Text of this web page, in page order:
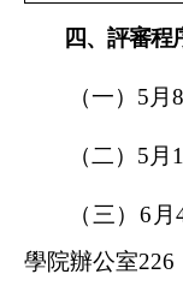
四、評審程
（一）5
（二）5
（三）6
學院辦公室